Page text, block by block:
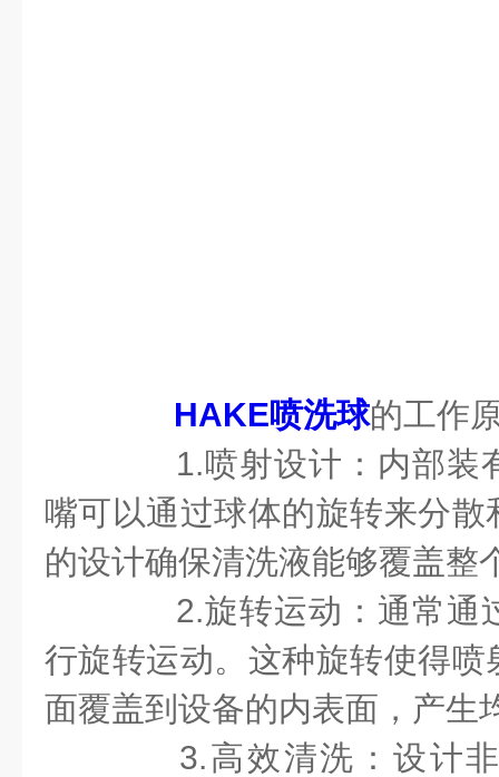
HAKE喷洗球的工作
1.喷射设计：内部装
嘴可以通过球体的旋转来分
的设计确保清洗液能够覆盖整
2.旋转运动：通常通
行旋转运动。这种旋转使得
面覆盖到设备的内表面，产生
3.高效清洗：设计非